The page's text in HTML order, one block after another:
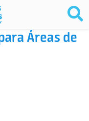
Áreas de